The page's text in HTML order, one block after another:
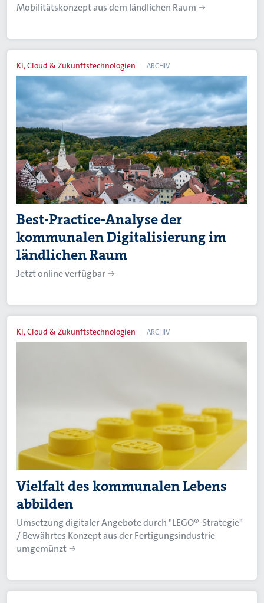
Mobilitätskonzept aus dem ländlichen Raum
KI, Cloud & Zukunftstechnologien ARCHIV
Best-Practice-Analyse der
kommunalen Digitalisierung im
ländlichen Raum
Jetzt online verfügbar
KI, Cloud & Zukunftstechnologien ARCHIV
Vielfalt des kommunalen Lebens
abbilden
Umsetzung digitaler Angebote durch "LEGO®-Strategie"
/ Bewährtes Konzept aus der Fertigungsindustrie
umgemünzt